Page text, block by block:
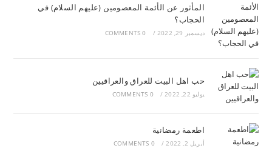
المأثور عن الأئمة المعصومين (عليهم السلام) في
الحجاب؟
ديسمبر 29, 2022 /
0 COMMENTS
حب اهل البيت للعراق والعراقيين
يوليو 22, 2022 /
0 COMMENTS
اطعمة رمضانية
أبريل 2, 2022 /
0 COMMENTS